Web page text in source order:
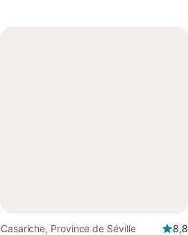
Casariche, Province de Séville
8,8